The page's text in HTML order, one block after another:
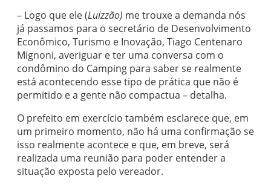
– Logo que ele (Luizzão) me trouxe a demanda nós
já passamos para o secretário de Desenvolvimento
Econômico, Turismo e Inovação, Tiago Centenaro
Mignoni, averiguar e ter uma conversa com o
condômino do Camping para saber se realmente
está acontecendo esse tipo de prática que não é
permitido e a gente não compactua – detalha.
O prefeito em exercício também esclarece que, em
um primeiro momento, não há uma confirmação se
isso realmente acontece e que, em breve, será
realizada uma reunião para poder entender a
situação exposta pelo vereador.